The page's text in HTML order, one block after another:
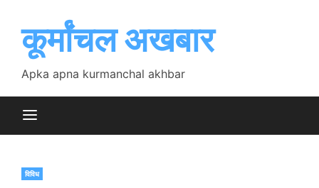
contentकूर्मांचल अखबार
Apka apna kurmanchal akhbar
विविध